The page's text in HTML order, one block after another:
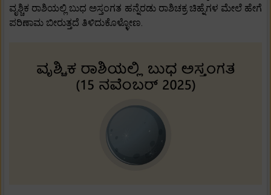
ವೃಶ್ಚಿಕ ರಾಶಿಯಲ್ಲಿ ಬುಧ ಅಸ್ತಂಗತ ಹನ್ನೆರಡು ರಾಶಿಚಕ್ರ ಚಿಹ್ನೆಗಳ ಮೇಲೆ ಹೇಗೆ
ಪರಿಣಾಮ ಬೀರುತ್ತದೆ ತಿಳಿದುಕೊಳ್ಳೋಣ.